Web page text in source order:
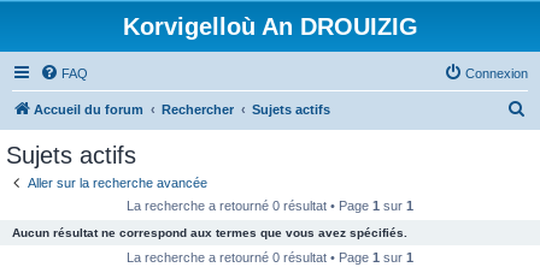
Korvigelloù An DROUIZIG
FAQ Connexion
Accueil du forum Rechercher Sujets actifs
Sujets actifs
Aller sur la recherche avancée
La recherche a retourné 0 résultat • Page 1 sur 1
Aucun résultat ne correspond aux termes que vous avez spécifiés.
La recherche a retourné 0 résultat • Page 1 sur 1